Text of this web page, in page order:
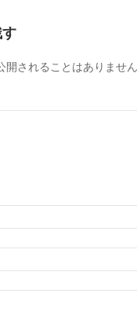
開されることはありません